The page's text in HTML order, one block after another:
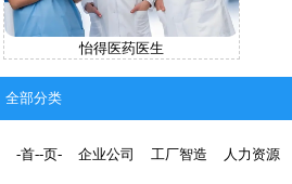
怡得医药医生
全部分类
-首--页- 企业公司 工厂智造 人力资源